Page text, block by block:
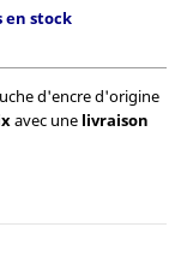
en stock
d'encre d'origine
avec une livraison